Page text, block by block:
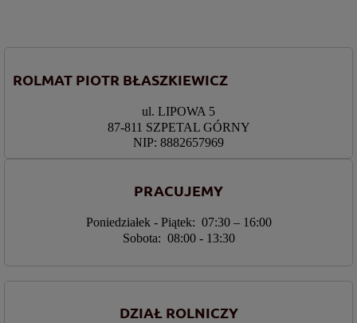
ROLMAT PIOTR BŁASZKIEWICZ
ul. LIPOWA 5
87-811 SZPETAL GÓRNY
NIP: 8882657969
PRACUJEMY
Poniedziałek - Piątek: 07:30 – 16:00
Sobota: 08:00 - 13:30
DZIAŁ ROLNICZY